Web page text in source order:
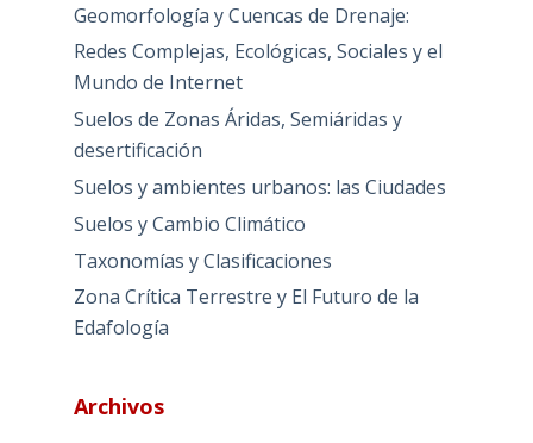
Geomorfología y Cuencas de Drenaje:
Redes Complejas, Ecológicas, Sociales y el
Mundo de Internet
Suelos de Zonas Áridas, Semiáridas y
desertificación
Suelos y ambientes urbanos: las Ciudades
Suelos y Cambio Climático
Taxonomías y Clasificaciones
Zona Crítica Terrestre y El Futuro de la
Edafología
Archivos